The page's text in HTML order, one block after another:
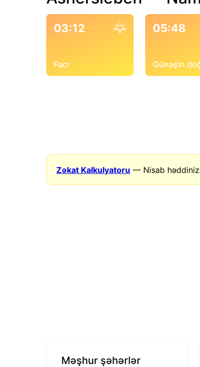
03:12
Fəcr
05:48
Günəşin
Zəkat Kalkulyatoru — Nisab
Məşhur şəhərlər